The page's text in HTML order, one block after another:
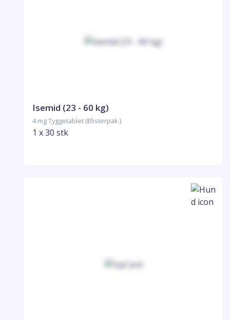
Isemid (23 - 60 kg)
4 mg Tyggetablet (Blisterpak.)
1 x 30 stk